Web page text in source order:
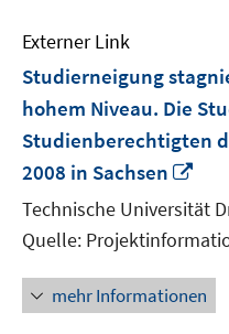
Externer Link
Studierneigung
hohem Niveau. Die
Studienberechtigten
2008 in Sachsen
Technische Universität
Quelle:
mehr Informationen